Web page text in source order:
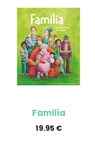
Familia
19.95 €